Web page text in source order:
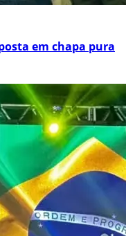
em chapa pura